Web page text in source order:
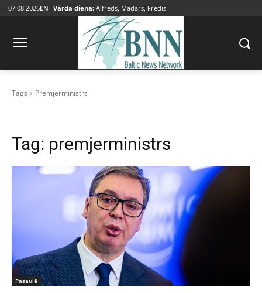
07.08.2026EN Vārda diena: Alfrēds, Madars, Fredis
Tags Premjerministrs
Tag: premjerministrs
Pasaulē